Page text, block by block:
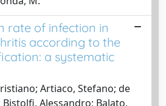
rate of infection in
according to the
a systematic
Artiaco, Stefano; de
Alessandro; Balato,